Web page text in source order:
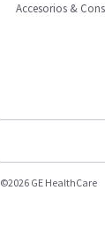
Accesorios &
©2026 GE HealthCare